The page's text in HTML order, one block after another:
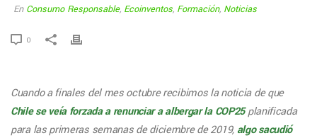
En Consumo Responsable, Ecoinventos, Formación, Noticias
0
Cuando a finales del mes octubre recibimos la noticia de que
Chile se veía forzada a renunciar a albergar la COP25planificada
para las primeras semanas de diciembre de 2019, algo sacudió